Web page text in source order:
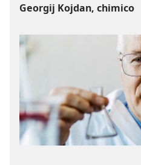
Georgij Kojdan, chimico